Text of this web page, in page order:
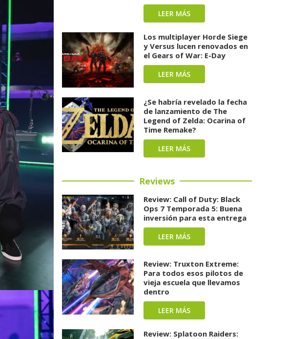
LEER MÁS
Los multiplayer Horde Siege
y Versus lucen renovados en
el Gears of War: E-Day
LEER MÁS
¿Se habría revelado la fecha
de lanzamiento de The
Legend of Zelda: Ocarina of
Time Remake?
LEER MÁS
Reviews
Review: Call of Duty: Black
Ops 7 Temporada 5: Buena
inversión para esta entrega
LEER MÁS
Review: Truxton Extreme:
Para todos esos pilotos de
vieja escuela que llevamos
dentro
LEER MÁS
Review: Splatoon Raiders: